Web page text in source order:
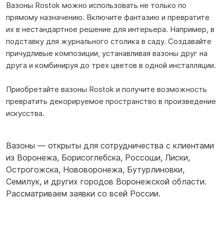
Вазоны Rostok можно использовать не только по
прямому назначению. Включите фантазию и превратите
их в нестандартное решение для интерьера. Например, в
подставку для журнального столика в саду. Создавайте
причудливые композиции, устанавливая вазоны друг на
друга и комбинируя до трех цветов в одной инсталляции.
Приобретайте вазоны Rostok и получите возможность
превратить декорируемое пространство в произведение
искусства.
Вазоны — открыты для сотрудничества с клиентами
из Воронежа, Борисоглебска, Россоши, Лиски,
Острогожска, Нововоронежа, Бутурлиновки,
Семилук, и других городов Воронежской области.
Рассматриваем заявки со всей России.